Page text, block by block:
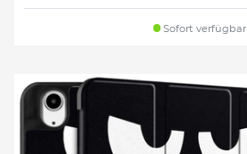
Sofort verfügbar